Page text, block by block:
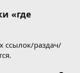
«где
ссылок/раздач/